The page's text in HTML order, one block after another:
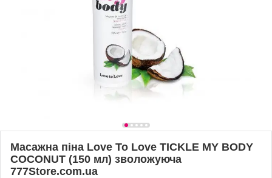
Масажна піна Love To Love TICKLE MY BODY
COCONUT (150 мл) зволожуюча
777Store.com.ua